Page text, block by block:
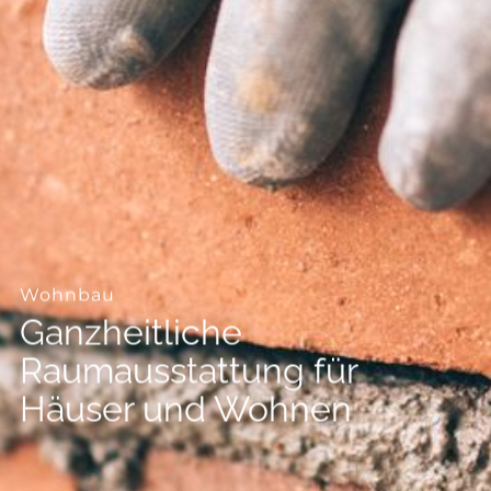
--
Wohnbau
Ganzheitliche
Raumausstattung für
Häuser und Wohnen